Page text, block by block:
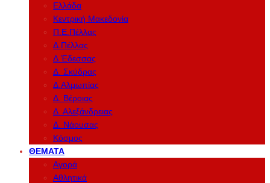
Ελλάδα
Κεντρική Μακεδονία
Π.Ε.Πέλλας
Δ.Πέλλας
Δ.Έδεσσας
Δ. Σκύδρας
Δ.Αλμωπίας
Δ. Βέροιας
Δ. Αλεξάνδρειας
Δ. Νάουσας
Κόσμος
ΘΈΜΑΤΑ
Αγορά
Αθλητικά